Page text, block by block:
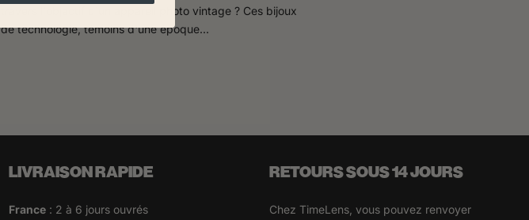
travers l'objectif d'un appareil photo vintage ? Ces bijoux
de technologie, témoins d'une époque...
LIVRAISON RAPIDE
France : 2 à 6 jours ouvrés
RETOURS SOUS 14 JOURS
Chez TimeLens, vous pouvez renvoyer